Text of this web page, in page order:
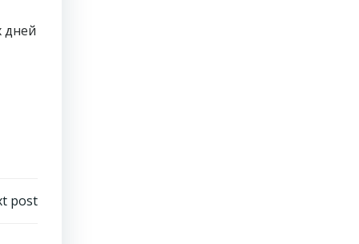
дней
post